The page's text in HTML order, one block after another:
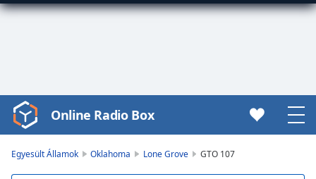
Video
Player
Online Radio Box
Egyesült Államok Oklahoma Lone Grove GTO 107